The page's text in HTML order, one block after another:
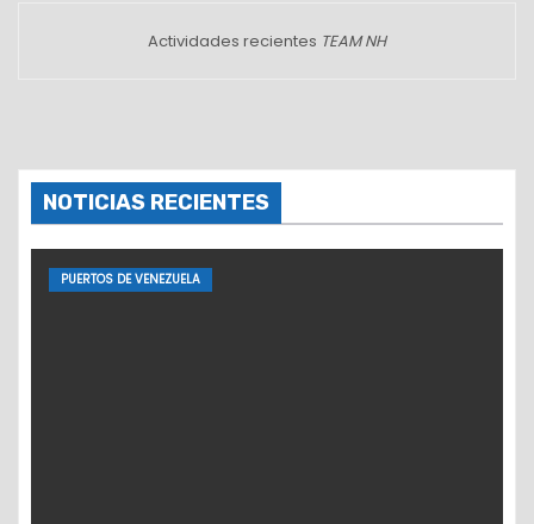
Actividades recientes TEAM NH
NOTICIAS RECIENTES
PUERTOS DE VENEZUELA